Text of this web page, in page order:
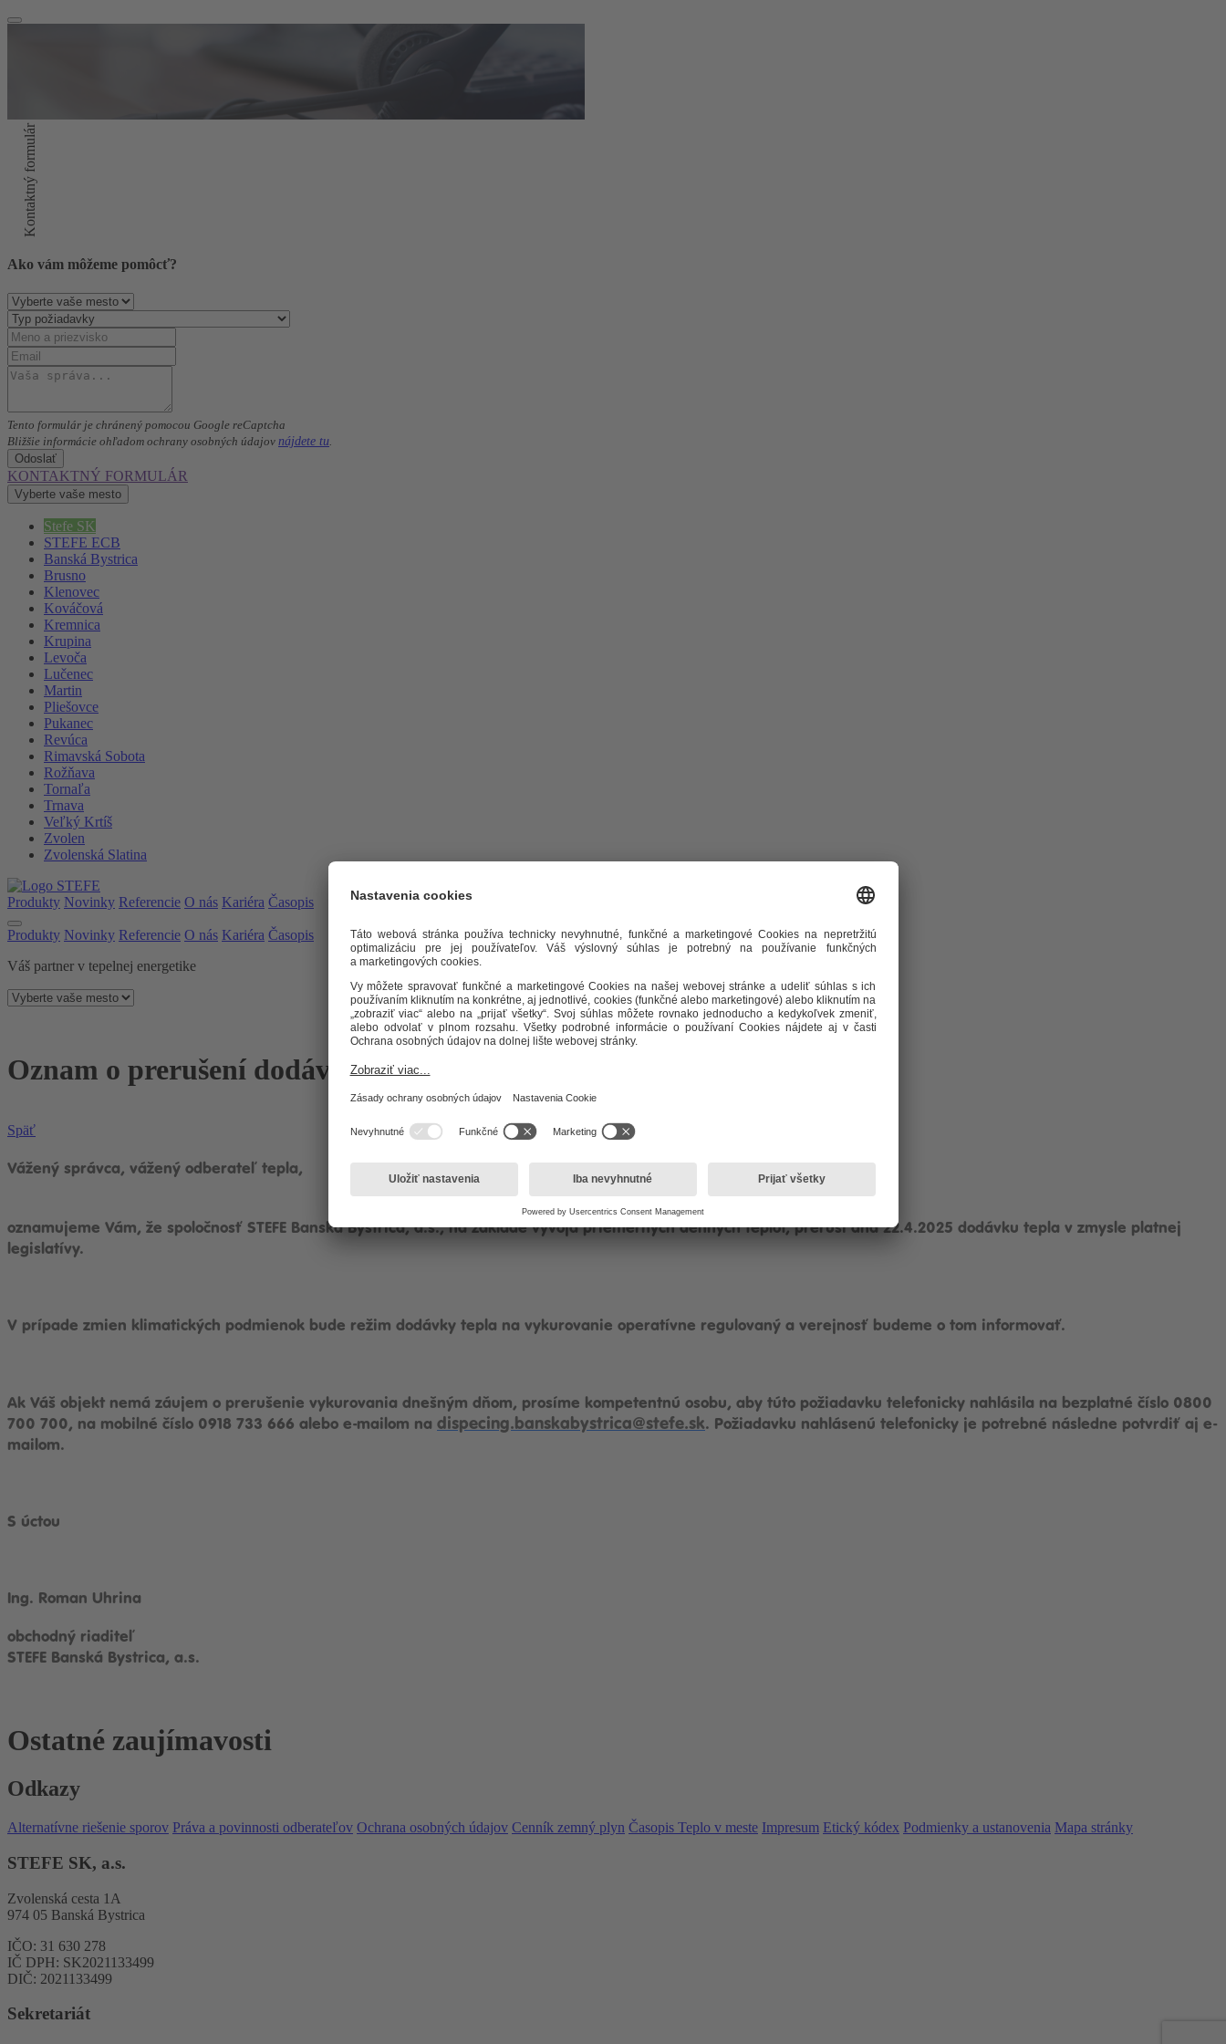
Kontaktný formulár
Ako vám môžeme pomôcť?
Tento formulár je chránený pomocou Google reCaptcha
Bližšie informácie ohľadom ochrany osobných údajov nájdete tu
Odoslať
KONTAKTNÝ FORMULÁR
Vyberte vaše mesto
Stefe SK
STEFE ECB
Banská Bystrica
Brusno
Klenovec
Kováčová
Kremnica
Krupina
Levoča
Lučenec
Martin
Pliešovce
Pukanec
Revúca
Rimavská Sobota
Rožňava
Tornaľa
Trnava
Veľký Krtíš
Zvolen
Zvolenská Slatina
Produkty Novinky Referencie O nás Kariéra Časopis
Produkty Novinky Referencie O nás Kariéra Časopis
Váš partner v tepelnej energetike
Oznam o prerušení dodávky tepla na vykurovanie
Späť
Vážený správca, vážený odberateľ tepla,
oznamujeme Vám, že spoločnosť STEFE Banská Bystrica, a.s., na základe vývoja priemerných denných teplôt, preruší dňa 22.4.2025 dodávku tepla v zmysle platnej
legislatívy.
V prípade zmien klimatických podmienok bude režim dodávky tepla na vykurovanie operatívne regulovaný a verejnosť budeme o tom informovať.
Ak Váš objekt nemá záujem o prerušenie vykurovania dnešným dňom, prosíme kompetentnú osobu, aby túto požiadavku telefonicky nahlásila na bezplatné číslo 0800
700 700, na mobilné číslo 0918 733 666 alebo e-mailom na dispecing.banskabystrica@stefe.sk. Požiadavku nahlásenú telefonicky je potrebné následne potvrdiť aj e-
mailom.
S úctou
Ing. Roman Uhrina
obchodný riaditeľ
STEFE Banská Bystrica, a.s.
Ostatné zaujímavosti
Odkazy
Alternatívne riešenie sporov Práva a povinnosti odberateľov Ochrana osobných údajov Cenník zemný plyn Časopis Teplo v meste Impresum Etický kódex Podmienky a ustanovenia Mapa stránky
STEFE SK, a.s.
Zvolenská cesta 1A
974 05 Banská Bystrica
IČO: 31 630 278
IČ DPH: SK2021133499
DIČ: 2021133499
Sekretariát